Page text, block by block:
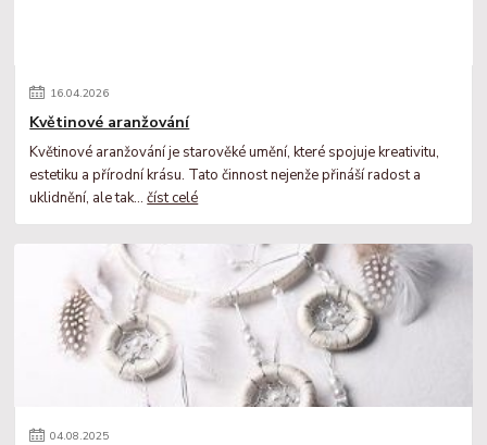
16.04.2026
Květinové aranžování
Květinové aranžování je starověké umění, které spojuje kreativitu,
estetiku a přírodní krásu. Tato činnost nejenže přináší radost a
uklidnění, ale tak...číst celé
04.08.2025